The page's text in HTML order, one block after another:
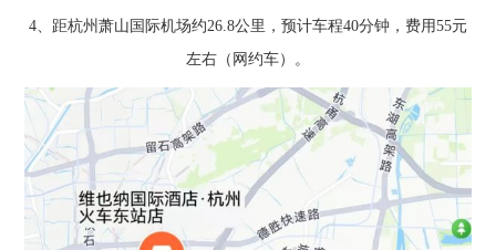
4、距杭州萧山国际机场约26.8公里，预计车程40分钟，费用55元
左右（网约车）。